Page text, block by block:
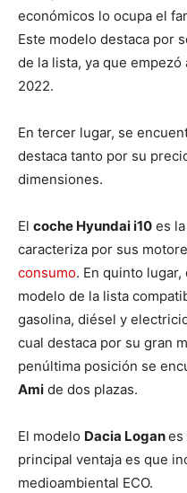
económicos lo ocupa el
Este modelo destaca por
de la lista, ya que
2022.
En tercer lugar, se
destaca tanto por su
dimensiones.
El coche Hyundai i10 es
caracteriza por sus
consumo. En quinto lugar,
modelo de la lista
gasolina, diésel y
cual destaca por su gran
penúltima posición se
Ami de dos plazas.
El modelo Dacia Loganes
principal ventaja es que
medioambiental ECO.